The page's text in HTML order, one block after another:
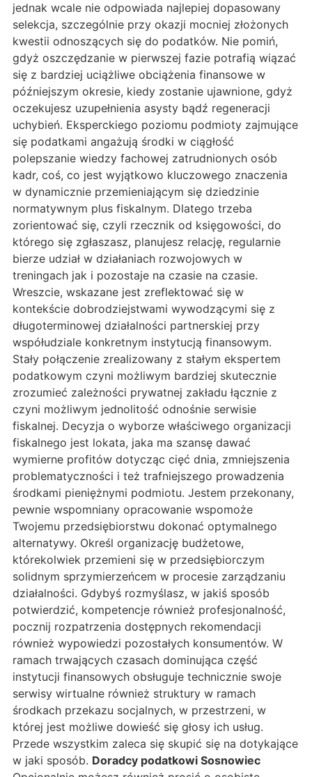
jednak wcale nie odpowiada najlepiej dopasowany
selekcja, szczególnie przy okazji mocniej złożonych
kwestii odnoszących się do podatków. Nie pomiń,
gdyż oszczędzanie w pierwszej fazie potrafią wiązać
się z bardziej uciążliwe obciążenia finansowe w
późniejszym okresie, kiedy zostanie ujawnione, gdyż
oczekujesz uzupełnienia asysty bądź regeneracji
uchybień. Eksperckiego poziomu podmioty zajmujące
się podatkami angażują środki w ciągłość
polepszanie wiedzy fachowej zatrudnionych osób
kadr, coś, co jest wyjątkowo kluczowego znaczenia
w dynamicznie przemieniającym się dziedzinie
normatywnym plus fiskalnym. Dlatego trzeba
zorientować się, czyli rzecznik od księgowości, do
którego się zgłaszasz, planujesz relację, regularnie
bierze udział w działaniach rozwojowych w
treningach jak i pozostaje na czasie na czasie.
Wreszcie, wskazane jest zreflektować się w
kontekście dobrodziejstwami wywodzącymi się z
długoterminowej działalności partnerskiej przy
współudziale konkretnym instytucją finansowym.
Stały połączenie zrealizowany z stałym ekspertem
podatkowym czyni możliwym bardziej skutecznie
zrozumieć zależności prywatnej zakładu łącznie z
czyni możliwym jednolitość odnośnie serwisie
fiskalnej. Decyzja o wyborze właściwego organizacji
fiskalnego jest lokata, jaka ma szansę dawać
wymierne profitów dotycząc cięć dnia, zmniejszenia
problematyczności i też trafniejszego prowadzenia
środkami pieniężnymi podmiotu. Jestem przekonany,
pewnie wspomniany opracowanie wspomoże
Twojemu przedsiębiorstwu dokonać optymalnego
alternatywy. Określ organizację budżetowe,
którekolwiek przemieni się w przedsiębiorczym
solidnym sprzymierzeńcem w procesie zarządzaniu
działalności. Gdybyś rozmyślasz, w jakiś sposób
potwierdzić, kompetencje również profesjonalność,
pocznij rozpatrzenia dostępnych rekomendacji
również wypowiedzi pozostałych konsumentów. W
ramach trwających czasach dominująca część
instytucji finansowych obsługuje technicznie swoje
serwisy wirtualne również struktury w ramach
środkach przekazu socjalnych, w przestrzeni, w
której jest możliwe dowieść się głosy ich usług.
Przede wszystkim zaleca się skupić się na dotykające
w jaki sposób. Doradcy podatkowi Sosnowiec